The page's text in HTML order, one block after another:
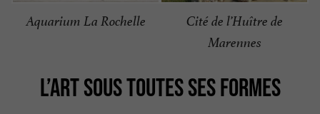
Aquarium La Rochelle
Cité de l’Huître de
Marennes
L’ART SOUS TOUTES SES FORMES